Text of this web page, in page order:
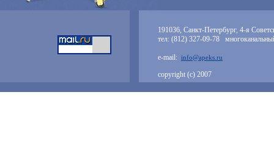
191036, Санкт-Петербург, 4-я
тел: (812) 327-09-78
e-mail: info@apeks.ru
copyright (с) 2007